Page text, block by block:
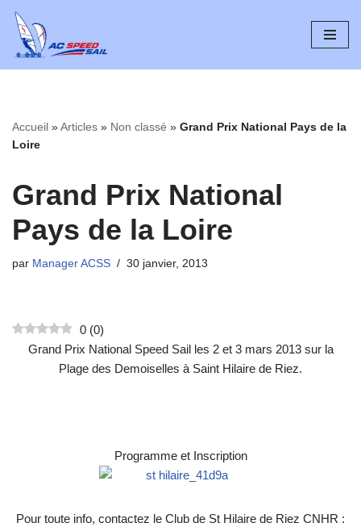
Aller
au
Accueil »Articles » Non classé » Grand Prix National Pays de la
Loire
Grand Prix National
Pays de la Loire
par Manager ACSS 30 janvier, 2013
0 (0)
Grand Prix National Speed Sail les 2 et 3 mars 2013 sur la
Plage des Demoiselles à Saint Hilaire de Riez.
Programme et Inscription
Pour toute info, contactez le Club de St Hilaire de Riez CNHR :